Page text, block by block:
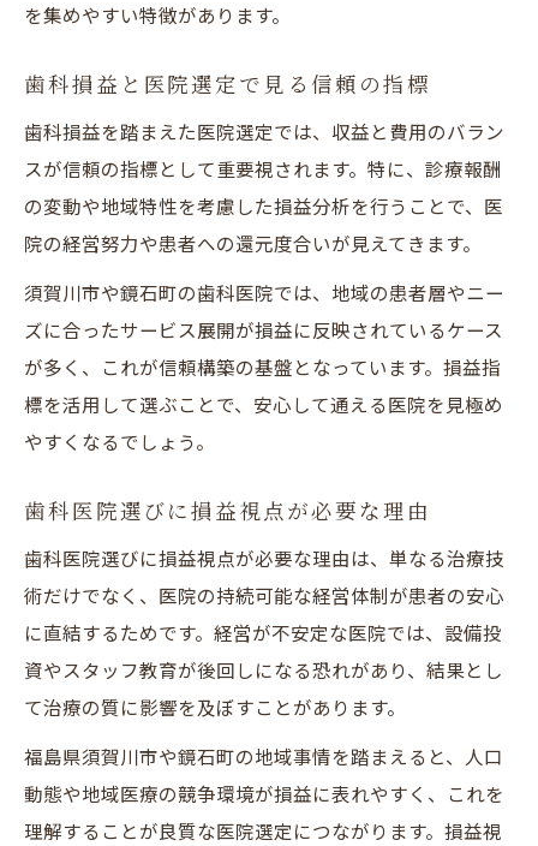
を集めやすい特徴があります。
歯科損益と医院選定で見る信頼の指標
歯科損益を踏まえた医院選定では、収益と費用のバラン
スが信頼の指標として重要視されます。特に、診療報酬
の変動や地域特性を考慮した損益分析を行うことで、医
院の経営努力や患者への還元度合いが見えてきます。
須賀川市や鏡石町の歯科医院では、地域の患者層やニー
ズに合ったサービス展開が損益に反映されているケース
が多く、これが信頼構築の基盤となっています。損益指
標を活用して選ぶことで、安心して通える医院を見極め
やすくなるでしょう。
歯科医院選びに損益視点が必要な理由
歯科医院選びに損益視点が必要な理由は、単なる治療技
術だけでなく、医院の持続可能な経営体制が患者の安心
に直結するためです。経営が不安定な医院では、設備投
資やスタッフ教育が後回しになる恐れがあり、結果とし
て治療の質に影響を及ぼすことがあります。
福島県須賀川市や鏡石町の地域事情を踏まえると、人口
動態や地域医療の競争環境が損益に表れやすく、これを
理解することが良質な医院選定につながります。損益視